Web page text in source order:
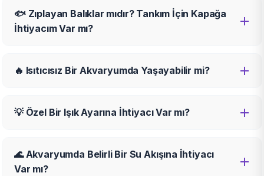
🐟 Zıplayan Balıklar mıdır? Tankım İçin Kapağa
İhtiyacım Var mı?
🔥 Isıtıcısız Bir Akvaryumda Yaşayabilir mi?
💡 Özel Bir Işık Ayarına İhtiyacı Var mı?
🌊 Akvaryumda Belirli Bir Su Akışına İhtiyacı
Var mı?